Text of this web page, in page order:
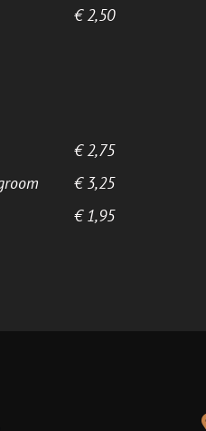
€ 2,50
€ 2,75
€ 3,25
€ 1,95